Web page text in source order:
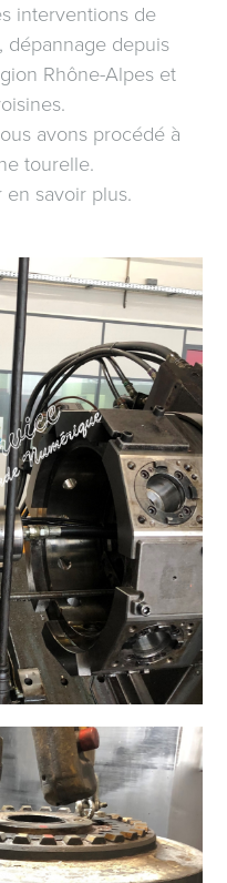
interventions de
dépannage depuis
Rhône-Alpes et
avons procédé à
tourelle.
savoir plus.